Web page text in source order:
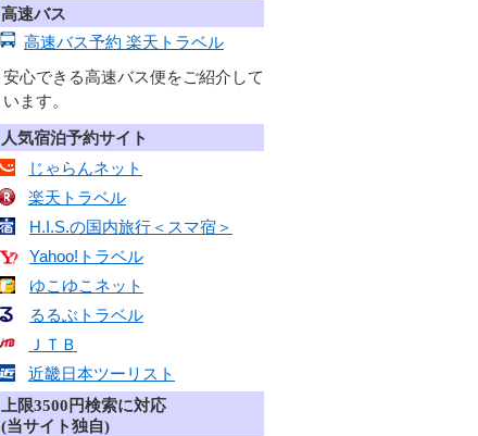
高速バス
高速バス予約 楽天トラベル
安心できる高速バス便をご紹介して
います。
人気宿泊予約サイト
じゃらんネット
楽天トラベル
H.I.S.の国内旅行＜スマ宿＞
Yahoo!トラベル
ゆこゆこネット
るるぶトラベル
ＪＴＢ
近畿日本ツーリスト
上限3500円検索に対応
(当サイト独自)